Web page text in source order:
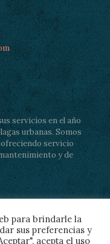
servicios en el año
urbanas. Somos
servicio
y de
para brindarle la
sus preferencias y
acepta el uso